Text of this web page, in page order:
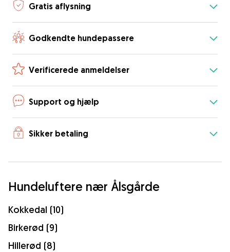
Gratis aflysning
Godkendte hundepassere
Verificerede anmeldelser
Support og hjælp
Sikker betaling
Hundeluftere nær Ålsgårde
Kokkedal (10)
Birkerød (9)
Hillerød (8)